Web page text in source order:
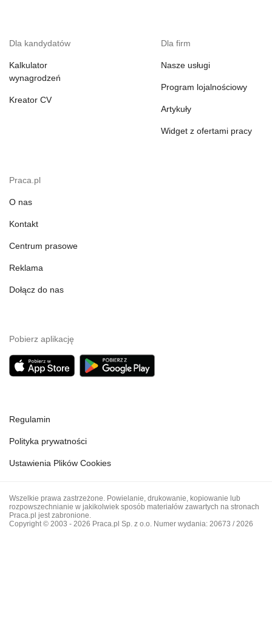
Dla kandydatów
Kalkulator
wynagrodzeń
Kreator CV
Dla firm
Nasze usługi
Program lojalnościowy
Artykuły
Widget z ofertami pracy
Praca.pl
O nas
Kontakt
Centrum prasowe
Reklama
Dołącz do nas
Pobierz aplikację
Regulamin
Polityka prywatności
Ustawienia Plików Cookies
Wszelkie prawa zastrzeżone. Powielanie, drukowanie, kopiowanie lub
rozpowszechnianie w jakikolwiek sposób materiałów zawartych na stronach
Praca.pl jest zabronione.
Copyright © 2003 - 2026 Praca.pl Sp. z o.o. Numer wydania: 20673 / 2026